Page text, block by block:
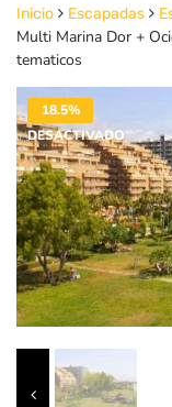
Inicio Escapadas
Multi Marina Dor +
tematicos
18.5%
DESACTIVADO